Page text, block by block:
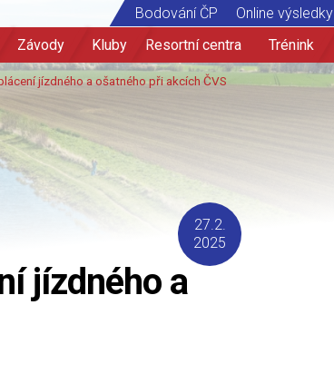
Bodování ČP Online výsledky
Závody Kluby Resortní centra Trénink
jízdného a
27.2.
2025